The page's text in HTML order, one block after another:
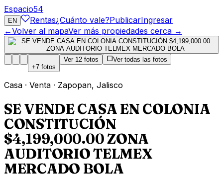
Espacio54
EN Rentas¿Cuánto vale?PublicarIngresar
←Volver al mapaVer más propiedades cerca →
+7 fotos
Ver 12 fotos Ver todas las fotos
Casa · Venta · Zapopan, Jalisco
SE VENDE CASA EN COLONIA
CONSTITUCIÓN
$4,199,000.00 ZONA
AUDITORIO TELMEX
MERCADO BOLA